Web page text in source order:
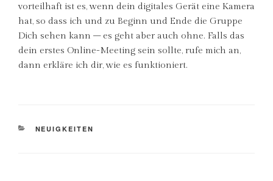
vorteilhaft ist es, wenn dein digitales Gerät eine Kamera
hat, so dass ich und zu Beginn und Ende die Gruppe
Dich sehen kann – es geht aber auch ohne. Falls das
dein erstes Online-Meeting sein sollte, rufe mich an,
dann erkläre ich dir, wie es funktioniert.
KATEGORIEN
NEUIGKEITEN